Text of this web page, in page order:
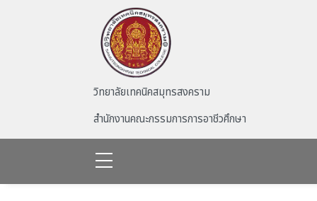
วิทยาลัยเทคนิคสมุทรสงคราม
สำนักงานคณะกรรมการการอาชีวศึกษา